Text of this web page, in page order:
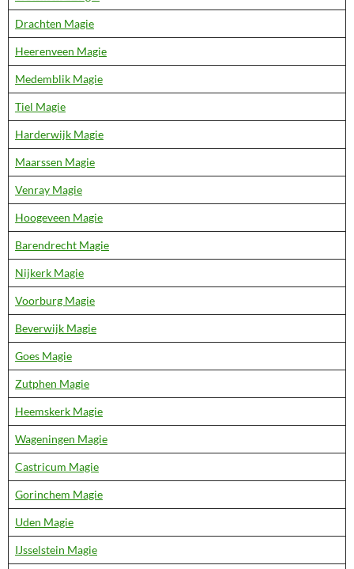
Drachten Magie
Heerenveen Magie
Medemblik Magie
Tiel Magie
Harderwijk Magie
Maarssen Magie
Venray Magie
Hoogeveen Magie
Barendrecht Magie
Nijkerk Magie
Voorburg Magie
Beverwijk Magie
Goes Magie
Zutphen Magie
Heemskerk Magie
Wageningen Magie
Castricum Magie
Gorinchem Magie
Uden Magie
IJsselstein Magie